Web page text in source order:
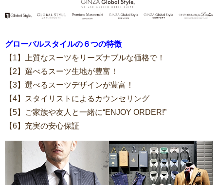
グローバルスタイルの６つの特徴
【1】上質なスーツをリーズナブルな価格で！
【2】選べるスーツ生地が豊富！
【3】選べるスーツデザインが豊富！
【4】スタイリストによるカウンセリング
【5】ご家族や友人と一緒に“ENJOY ORDER!”
【6】充実の安心保証